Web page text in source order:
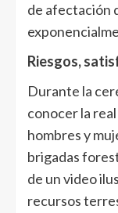
de afectación
Riesgos,
Durante la
conocer la
hombres y
brigadas
de un video
recursos